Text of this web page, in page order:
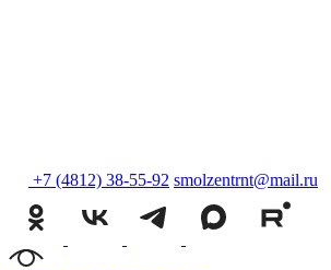
+7 (4812) 38-55-92 smolzentrnt@mail.ru